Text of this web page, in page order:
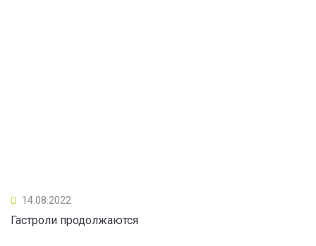
14.08.2022
Гастроли продолжаются